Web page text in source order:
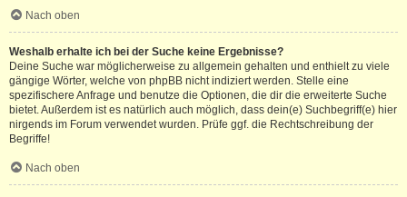
Nach oben
Weshalb erhalte ich bei der Suche keine Ergebnisse?
Deine Suche war möglicherweise zu allgemein gehalten und enthielt zu viele
gängige Wörter, welche von phpBB nicht indiziert werden. Stelle eine
spezifischere Anfrage und benutze die Optionen, die dir die erweiterte Suche
bietet. Außerdem ist es natürlich auch möglich, dass dein(e) Suchbegriff(e) hier
nirgends im Forum verwendet wurden. Prüfe ggf. die Rechtschreibung der
Begriffe!
Nach oben